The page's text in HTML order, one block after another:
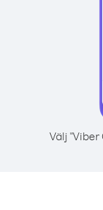
Välj